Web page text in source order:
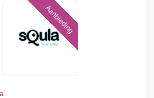
Aanbieding